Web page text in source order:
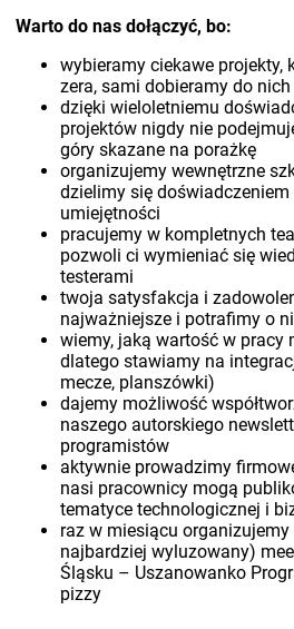
Warto do nas dołączyć, bo:
wybieramy ciekawe projekty,
zera, sami dobieramy do
dzięki wieloletniemu
projektów nigdy nie
góry skazane na porażkę
organizujemy wewnętrzne
dzielimy się
umiejętności
pracujemy w kompletnych
pozwoli ci wymieniać się
testerami
twoja satysfakcja i
najważniejsze i potrafimy o
wiemy, jaką wartość w pracy
dlatego stawiamy na
mecze, planszówki)
dajemy możliwość
naszego autorskiego
programistów
aktywnie prowadzimy
nasi pracownicy mogą
tematyce technologicznej i
raz w miesiącu
najbardziej wyluzowany)
Śląsku – Uszanowanko
pizzy